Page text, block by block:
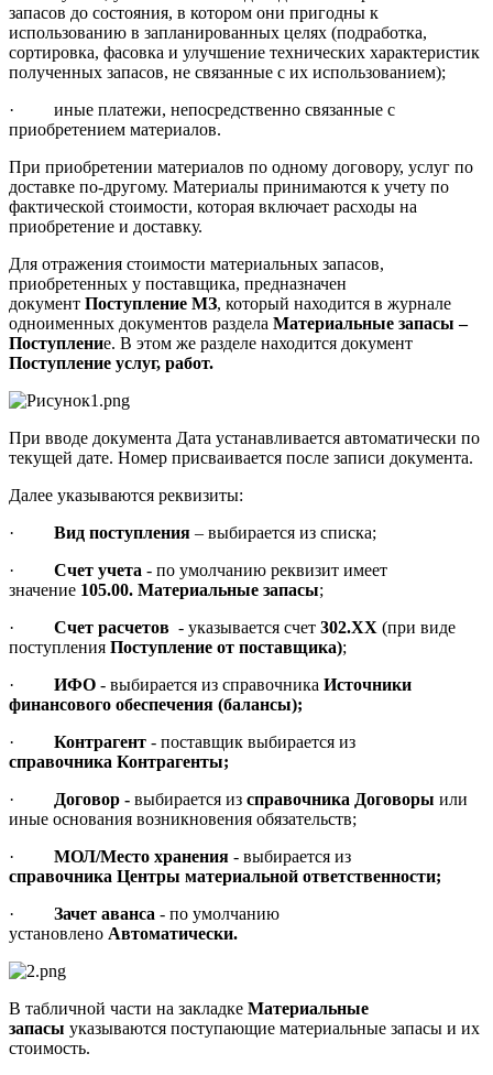
запасов до состояния, в котором они пригодны к
использованию в запланированных целях (подработка,
сортировка, фасовка и улучшение технических характеристик
полученных запасов, не связанные с их использованием);
· иные платежи, непосредственно связанные с
приобретением материалов.
При приобретении материалов по одному договору, услуг по
доставке по-другому. Материалы принимаются к учету по
фактической стоимости, которая включает расходы на
приобретение и доставку.
Для отражения стоимости материальных запасов,
приобретенных у поставщика, предназначен
документ Поступление МЗ, который находится в журнале
одноименных документов раздела Материальные запасы –
Поступление. В этом же разделе находится документ
Поступление услуг, работ.
При вводе документа Дата устанавливается автоматически по
текущей дате. Номер присваивается после записи документа.
Далее указываются реквизиты:
· Вид поступления – выбирается из списка;
·
Счет учета - по умолчанию реквизит имеет
значение 105.00. Материальные запасы;
· Счет расчетов - указывается счет 302.ХХ (при виде
поступления Поступление от поставщика);
·
ИФО - выбирается из справочника Источники
финансового обеспечения (балансы);
·
Контрагент - поставщик выбирается из
справочника Контрагенты;
·
Договор - выбирается из справочника Договоры или
иные основания возникновения обязательств;
·
МОЛ/Место хранения - выбирается из
справочника Центры материальной ответственности;
· Зачет аванса - по умолчанию
установлено Автоматически.
В табличной части на закладке Материальные
запасы указываются поступающие материальные запасы и их
стоимость.